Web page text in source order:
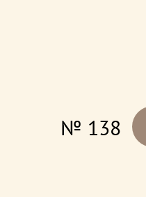
prev
№ 138